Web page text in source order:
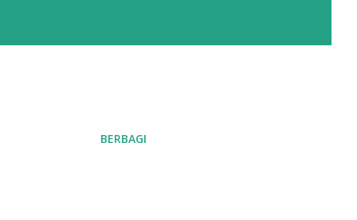
BERBAGI